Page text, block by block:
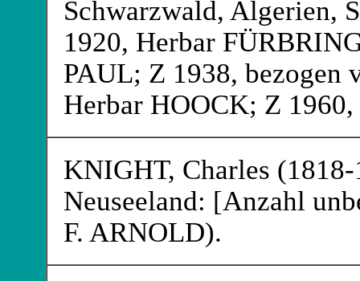
Schwarzwald, Algerien,
1920, Herbar
PAUL; Z 1938, bezogen
Herbar HOOCK; Z
KNIGHT, Charles
Neuseeland: [Anzahl
F. ARNOLD).